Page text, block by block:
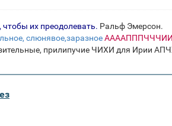
чтобы их преодолевать. Ральф Эмерсон.
слюнявое,заразное
прилипучие ЧИХИ для Ирии